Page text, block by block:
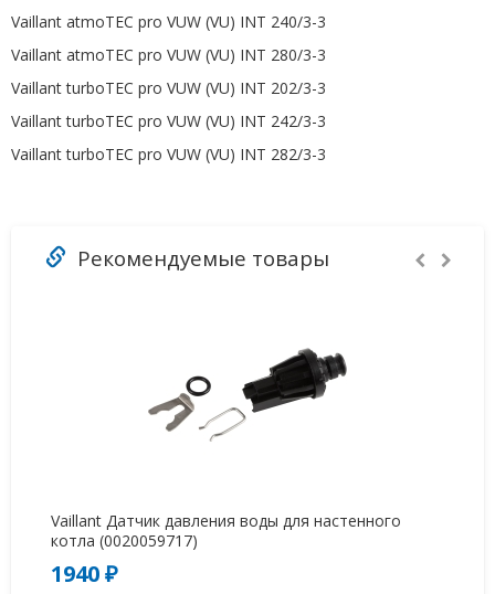
Vaillant atmoTEC pro VUW (VU) INT 240/3-3
Vaillant atmoTEC pro VUW (VU) INT 280/3-3
Vaillant turboTEC pro VUW (VU) INT 202/3-3
Vaillant turboTEC pro VUW (VU) INT 242/3-3
Vaillant turboTEC pro VUW (VU) INT 282/3-3
Рекомендуемые товары
Vaillant Датчик давления воды для настенного
котла (0020059717)
1940 ₽